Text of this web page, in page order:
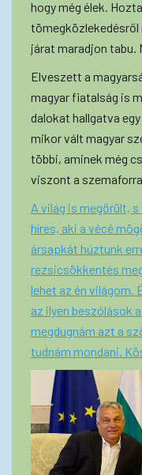
hogy még élek.
tömegközlekedésről
járat maradjon tabu.
Elveszett a
magyar fiatalság is
dalokat hallgatva
mikor vált magyar
többi, aminek még
viszont a
A világ is megőrült,
híres, aki a vécé
ársapkát húztunk
rezsicsökkentés
lehet az én világom.
az ilyen beszólások
megdugnám azt a
tudnám mondani.